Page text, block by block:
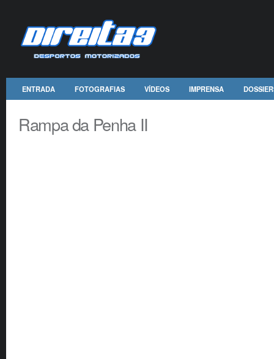
ENTRADA FOTOGRAFIAS VÍDEOS IMPRENSA
Rampa da Penha II